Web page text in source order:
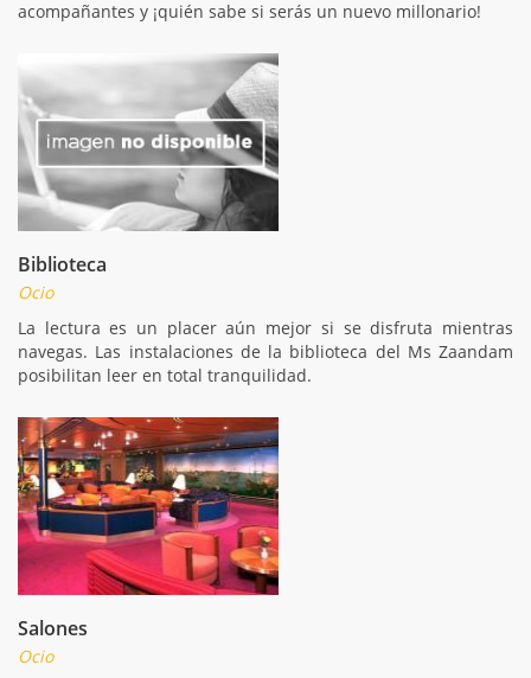
acompañantes y ¡quién sabe si serás un nuevo millonario!
Biblioteca
Ocio
La lectura es un placer aún mejor si se disfruta mientras
navegas. Las instalaciones de la biblioteca del Ms Zaandam
posibilitan leer en total tranquilidad.
Salones
Ocio